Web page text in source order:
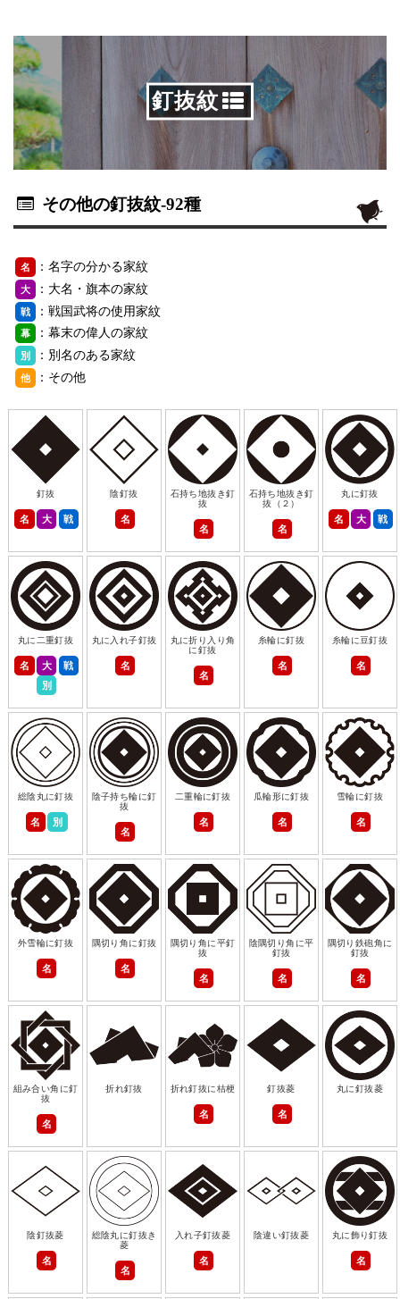
釘抜紋
その他の釘抜紋-92種
名 ：名字の分かる家紋
大 ：大名・旗本の家紋
戦 ：戦国武将の使用家紋
幕 ：幕末の偉人の家紋
別 ：別名のある家紋
他 ：その他
釘抜
名 大 戦
陰釘抜
名
石持ち地抜き釘
抜
名
石持ち地抜き釘
抜（２）
名
丸に釘抜
名 大 戦
丸に二重釘抜
名 大
戦
別
丸に入れ子釘抜
名
丸に折り入り角
に釘抜
名
糸輪に釘抜
名
糸輪に豆釘抜
名
総陰丸に釘抜
名 別
陰子持ち輪に釘
抜
名
二重輪に釘抜
名
瓜輪形に釘抜
名
雪輪に釘抜
名
外雪輪に釘抜
名
隅切り角に釘抜
名
隅切り角に平釘
抜
名
陰隅切り角に平
釘抜
名
隅切り鉄砲角に
釘抜
名
組み合い角に釘
抜
名
折れ釘抜 折れ釘抜に桔梗
名
釘抜菱
名
丸に釘抜菱
陰釘抜菱
名
総陰丸に釘抜き
菱
名
入れ子釘抜菱
名
陰違い釘抜菱 丸に飾り釘抜
名